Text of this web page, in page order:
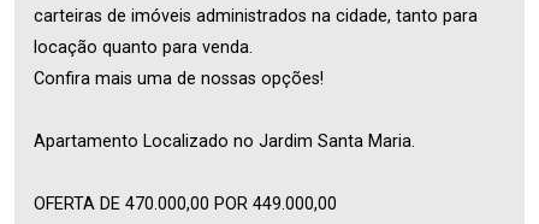
carteiras de imóveis administrados na cidade, tanto para
locação quanto para venda.
Confira mais uma de nossas opções!
Apartamento Localizado no Jardim Santa Maria.
OFERTA DE 470.000,00 POR 449.000,00